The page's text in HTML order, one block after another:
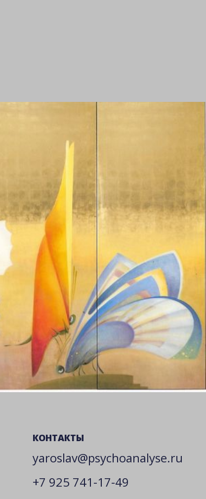
КОНТАКТЫ
yaroslav@psychoanalyse.ru
+7 925 741-17-49